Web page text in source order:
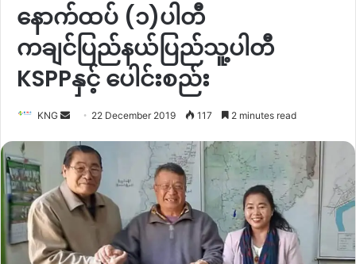
နောက်ထပ် (၁)ပါတီ
ကချင်ပြည်နယ်ပြည်သူ့ပါတီ
KSPPနှင့် ပေါင်းစည်း
KNG
Send
email
22 December 2019 117 2 minutes read